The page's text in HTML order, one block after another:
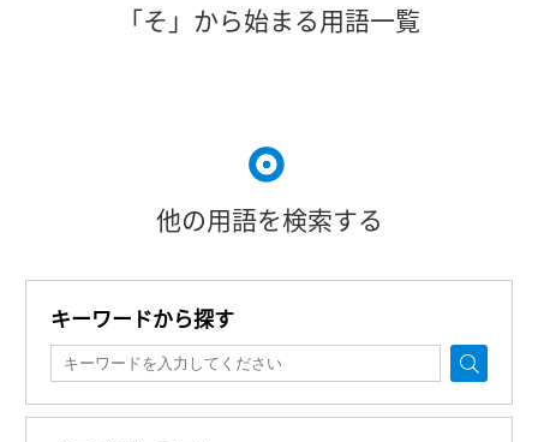
「そ」から始まる用語一覧
他の用語を検索する
キーワードから探す